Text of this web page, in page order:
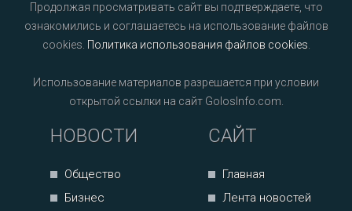
Продолжая просматривать сайт вы подтверждаете, что
ознакомились и соглашаетесь на использование файлов
cookies. Политика использования файлов cookies
Использование материалов разрешается при условии
открытой ссылки на сайт GolosInfo.com.
НОВОСТИ
Общество
Бизнес
САЙТ
Главная
Лента новостей